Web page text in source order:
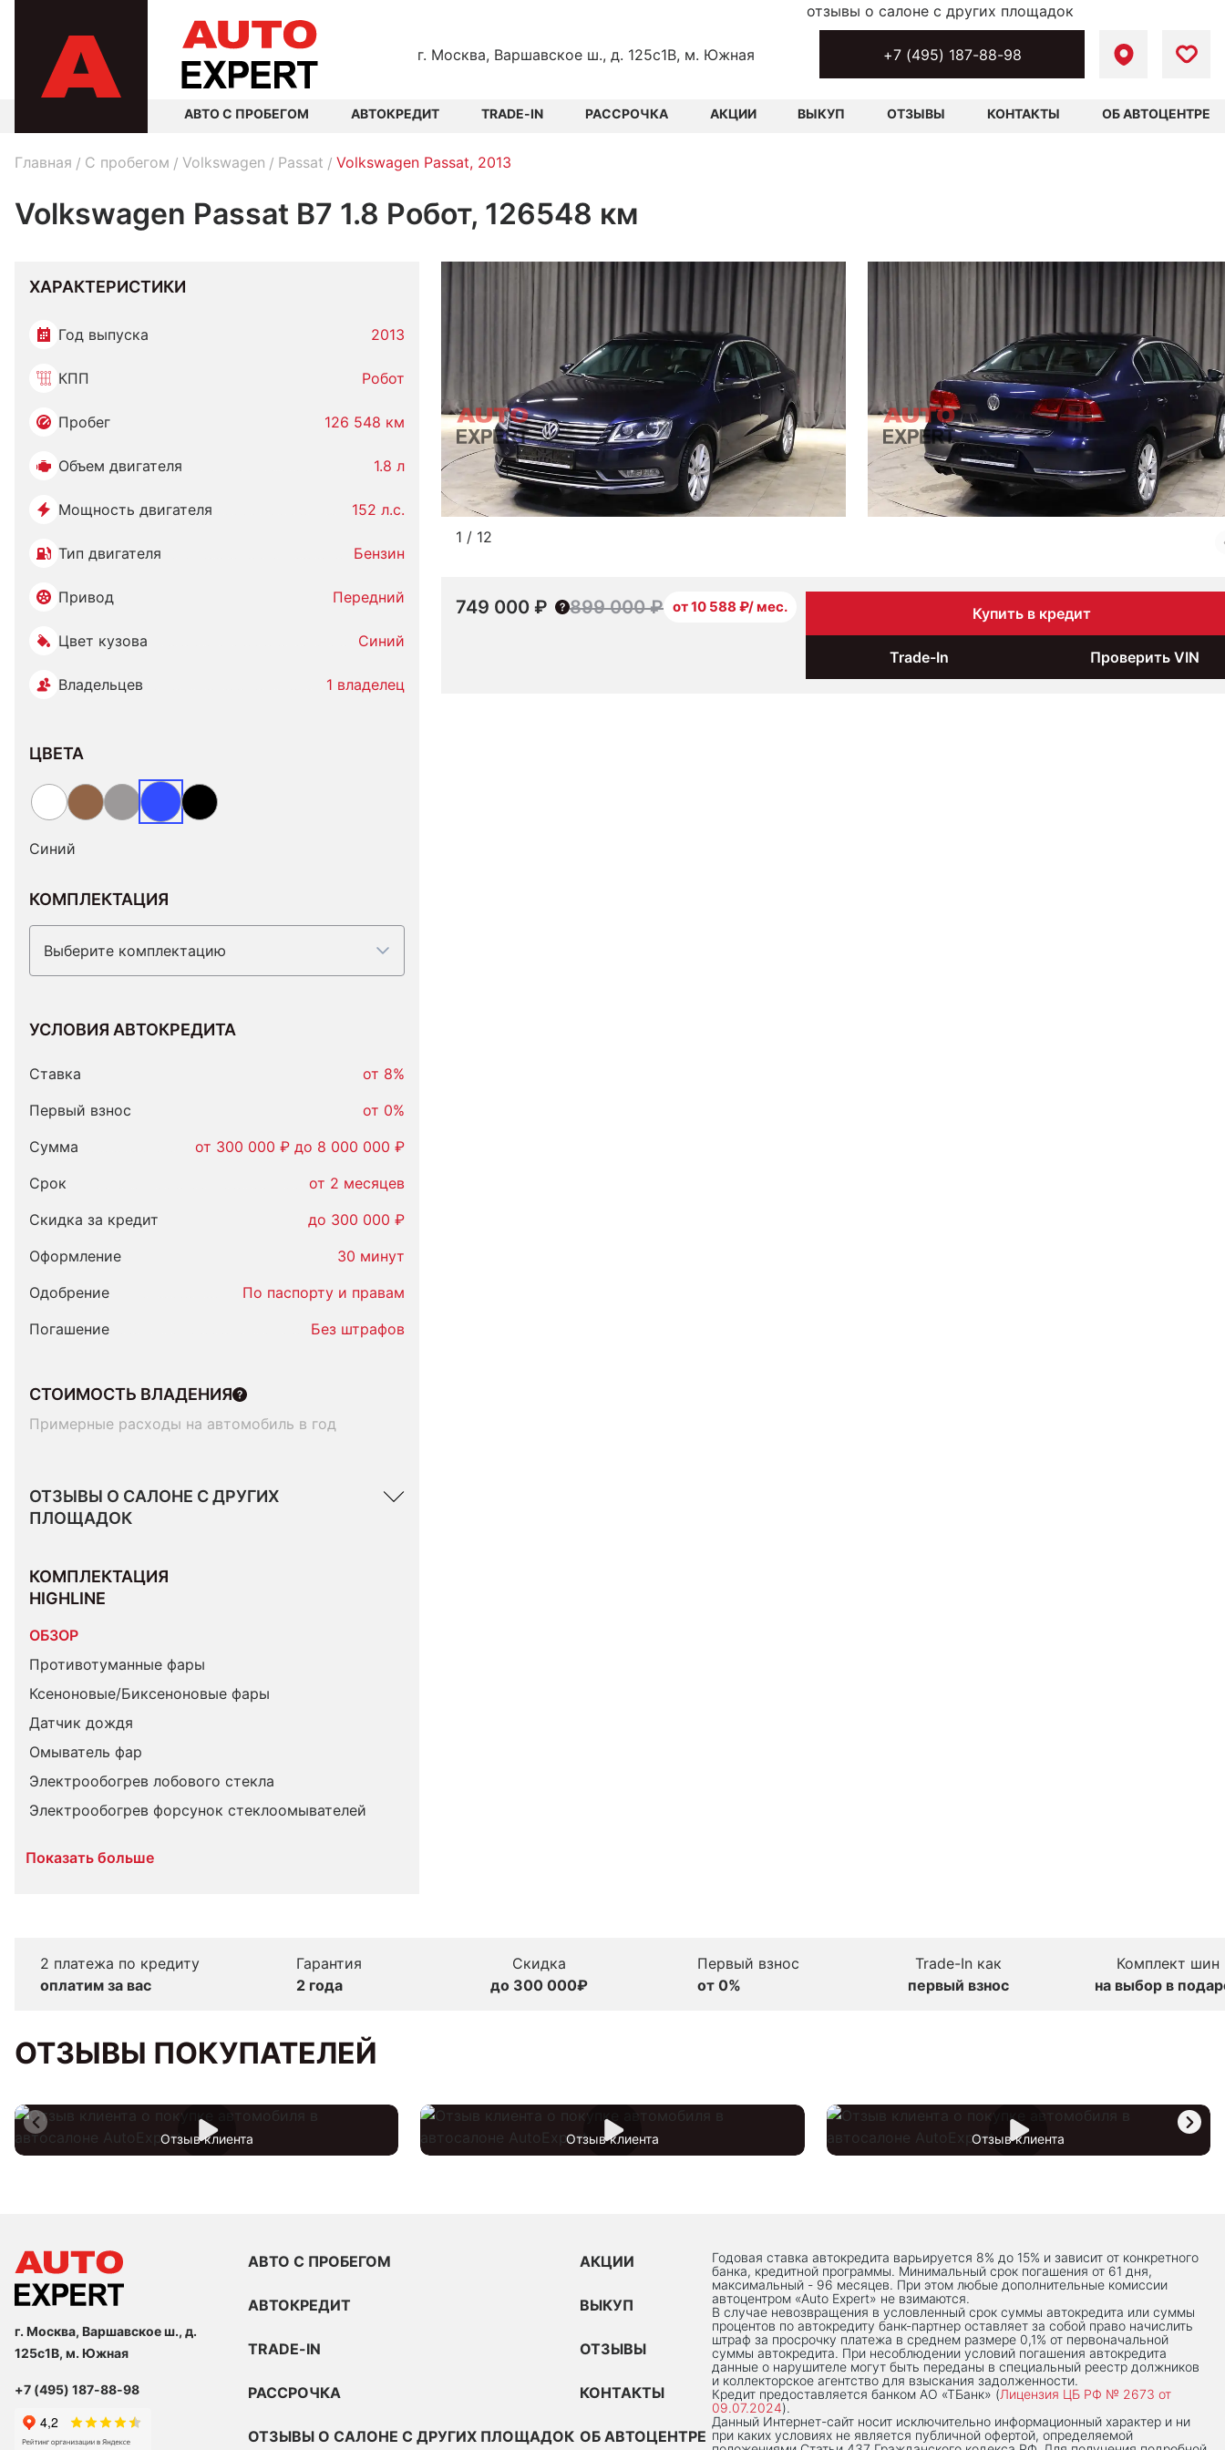
г. Москва, Варшавское ш., д. 125с1В, м. Южная +7 (495) 187-88-98
АВТО С ПРОБЕГОМ АВТОКРЕДИТ TRADE-IN РАССРОЧКА АКЦИИ ВЫКУП ОТЗЫВЫ КОНТАКТЫ ОБ АВТОЦЕНТРЕ
отзывы о салоне с других площадок
Главная C пробегом Volkswagen Passat Volkswagen Passat, 2013
Volkswagen Passat B7 1.8 Робот, 126548 км
ХАРАКТЕРИСТИКИ
Год выпуска 2013
КПП Робот
Пробег 126 548 км
Объем двигателя 1.8 л
Мощность двигателя 152 л.с.
Тип двигателя Бензин
Привод Передний
Цвет кузова Синий
Владельцев 1 владелец
ЦВЕТА
Синий
КОМПЛЕКТАЦИЯ
Выберите комплектацию
УСЛОВИЯ АВТОКРЕДИТА
Ставка
от 8%
Первый взнос
от 0%
Сумма
от 300 000 ₽ до 8 000 000 ₽
Срок
от 2 месяцев
Скидка за кредит
до 300 000 ₽
Оформление
30 минут
Одобрение
По паспорту и правам
Погашение
Без штрафов
СТОИМОСТЬ ВЛАДЕНИЯ
Примерные расходы на автомобиль в год
ОТЗЫВЫ О САЛОНЕ С ДРУГИХ
ПЛОЩАДОК
КОМПЛЕКТАЦИЯ
HIGHLINE
ОБЗОР
Противотуманные фары
Ксеноновые/Биксеноновые фары
Датчик дождя
Омыватель фар
Электрообогрев лобового стекла
Электрообогрев форсунок стеклоомывателей
Показать больше
1 / 12
749 000 ₽ 899 000 ₽ от 10 588 ₽/ мес. Купить в кредит
Trade-In Проверить VIN
2 платежа по кредиту
оплатим за вас
Гарантия
2 года
Скидка
до 300 000₽
Первый взнос
от 0%
Trade-In как
первый взнос
Комплект шин
на выбор в
ОТЗЫВЫ ПОКУПАТЕЛЕЙ
Отзыв клиента Отзыв клиента Отзыв клиента
г. Москва, Варшавское ш., д.
125с1В, м. Южная
+7 (495) 187-88-98
АВТО С ПРОБЕГОМ
АВТОКРЕДИТ
TRADE-IN
РАССРОЧКА
ОТЗЫВЫ О САЛОНЕ С ДРУГИХ ПЛОЩАДОК
АКЦИИ
ВЫКУП
ОТЗЫВЫ
КОНТАКТЫ
ОБ АВТОЦЕНТРЕ
Годовая ставка автокредита варьируется 8% до 15% и зависит от конкретного
банка, кредитной программы. Минимальный срок погашения от 61 дня,
максимальный - 96 месяцев. При этом любые дополнительные комиссии
автоцентром «Auto Expert» не взимаются.
В случае невозвращения в условленный срок суммы автокредита или суммы
процентов по автокредиту банк-партнер оставляет за собой право начислить
штраф за просрочку платежа в среднем размере 0,1% от первоначальной
суммы автокредита. При несоблюдении условий погашения автокредита
данные о нарушителе могут быть переданы в специальный реестр должников
и коллекторское агентство для взыскания задолженности.
Кредит предоставляется банком АО «ТБанк» (Лицензия ЦБ РФ № 2673 от
09.07.2024).
Данный Интернет-сaйт носит исключительно информационный характер и ни
при каких условиях не является публичной офертой, определяемой